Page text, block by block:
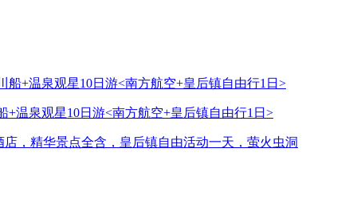
+温泉观星10日游<南方航空+皇后镇自由行1日>
，精华景点全含，皇后镇自由活动一天，萤火虫洞